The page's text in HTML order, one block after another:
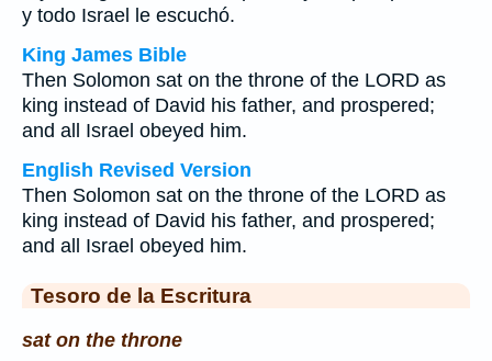
y todo Israel le escuchó.
King James Bible
Then Solomon sat on the throne of the LORD as
king instead of David his father, and prospered;
and all Israel obeyed him.
English Revised Version
Then Solomon sat on the throne of the LORD as
king instead of David his father, and prospered;
and all Israel obeyed him.
Tesoro de la Escritura
sat on the throne